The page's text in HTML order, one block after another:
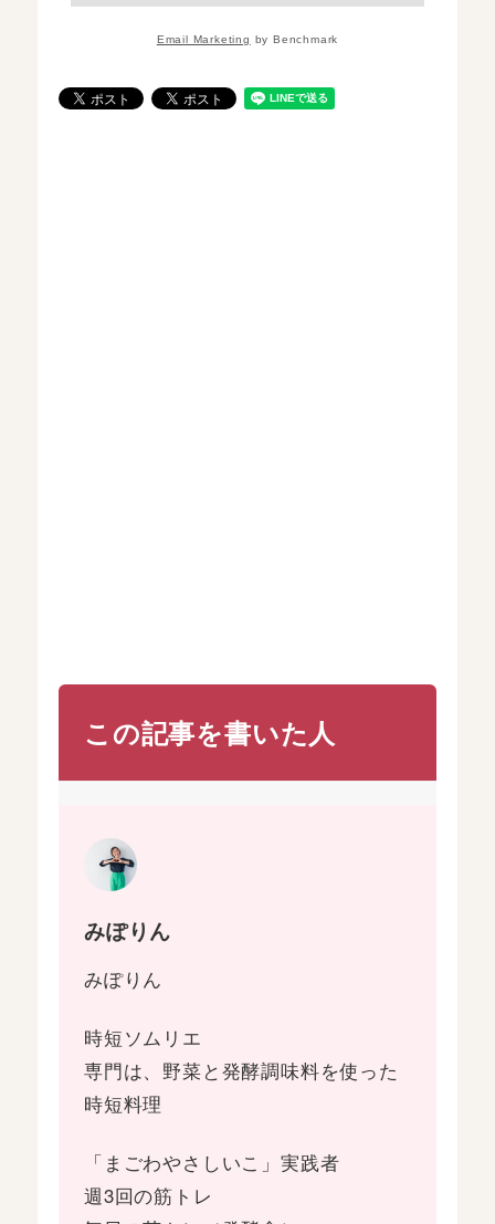
Email Marketing by Benchmark
この記事を書いた人
みぽりん
みぽりん
時短ソムリエ
専門は、野菜と発酵調味料を使った
時短料理
「まごわやさしいこ」実践者
週3回の筋トレ